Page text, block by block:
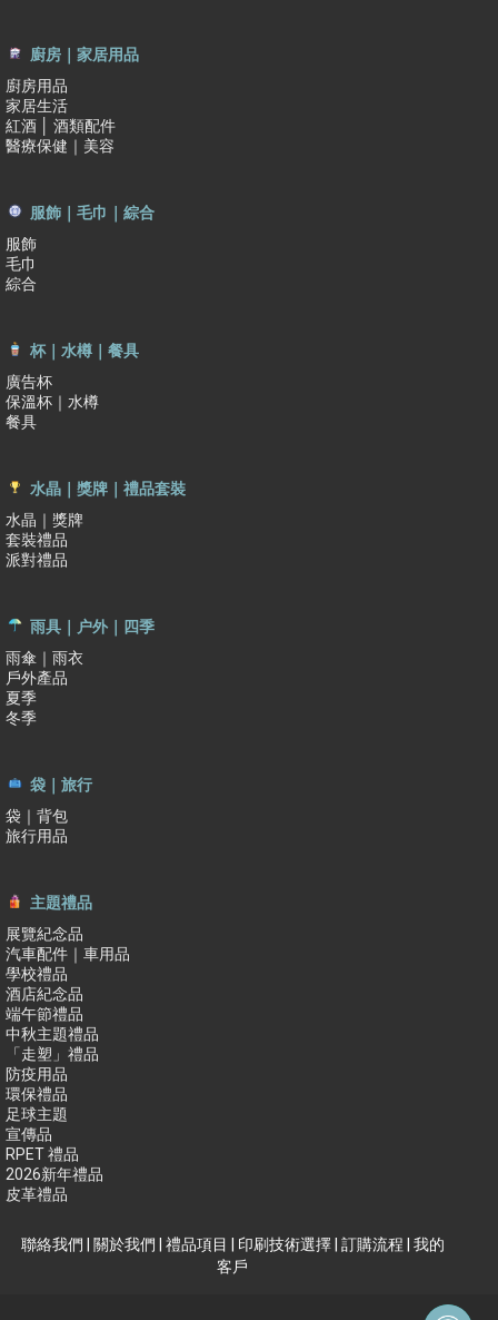
廚房｜家居用品
廚房用品
家居生活
紅酒 │ 酒類配件
醫療保健｜美容
服飾｜毛巾｜綜合
服飾
毛巾
綜合
杯｜水樽｜餐具
廣告杯
保溫杯｜水樽
餐具
水晶｜獎牌｜禮品套裝
水晶｜獎牌
套裝禮品
派對禮品
雨具｜户外｜四季
雨傘｜雨衣
戶外產品
夏季
冬季
袋｜旅行
袋｜背包
旅行用品
主題禮品
展覽紀念品
汽車配件｜車用品
學校禮品
酒店紀念品
端午節禮品
中秋主題禮品
「走塑」禮品
防疫用品
環保禮品
足球主題
宣傳品
RPET 禮品
2026新年禮品
皮革禮品
聯絡我們 | 關於我們 | 禮品項目 | 印刷技術選擇| 訂購流程 | 我的
客戶